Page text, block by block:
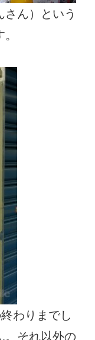
ん）という
わりまでし
。それ以外の